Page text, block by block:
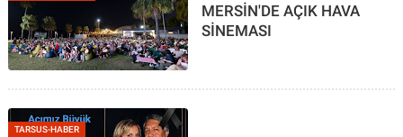
MERSİN'DE AÇIK HAVA
SİNEMASI
TARSUS-HABER